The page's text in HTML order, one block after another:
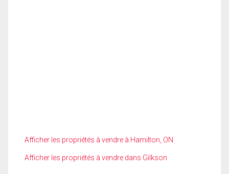
Afficher les propriétés à vendre à Hamilton, ON
Afficher les propriétés à vendre dans Gilkson